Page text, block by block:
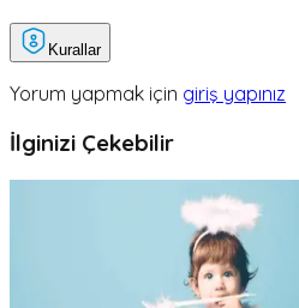
Kurallar
Yorum yapmak için giriş yapınız
İlginizi Çekebilir